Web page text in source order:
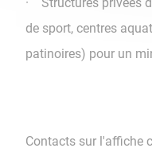
de sport, centres
patinoires) pour un
Contacts sur l'affiche